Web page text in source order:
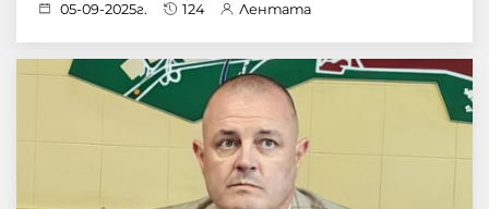
05-09-2025г. 124 Лентата